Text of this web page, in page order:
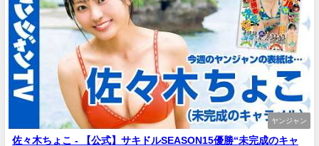
ヤンジャン
佐々木ちょこ - 【公式】サキドルSEASON15優勝“未完成のキャ